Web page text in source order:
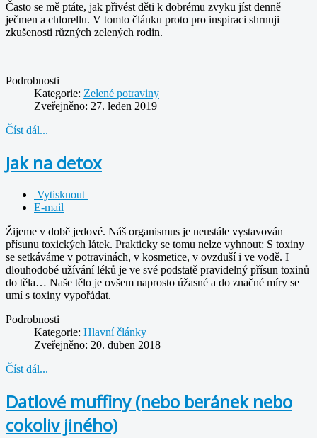
Často se mě ptáte, jak přivést děti k dobrému zvyku jíst denně
ječmen a chlorellu. V tomto článku proto pro inspiraci shrnuji
zkušenosti různých zelených rodin.
Podrobnosti
Kategorie: Zelené potraviny
Zveřejněno: 27. leden 2019
Číst dál...
Jak na detox
Vytisknout
E-mail
Žijeme v době jedové. Náš organismus je neustále vystavován
přísunu toxických látek. Prakticky se tomu nelze vyhnout: S toxiny
se setkáváme v potravinách, v kosmetice, v ovzduší i ve vodě. I
dlouhodobé užívání léků je ve své podstatě pravidelný přísun toxinů
do těla… Naše tělo je ovšem naprosto úžasné a do značné míry se
umí s toxiny vypořádat.
Podrobnosti
Kategorie: Hlavní články
Zveřejněno: 20. duben 2018
Číst dál...
Datlové muffiny (nebo beránek nebo
cokoliv jiného)